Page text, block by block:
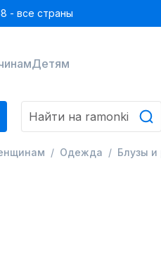
- все страны
Детям
Одежда Блузы и